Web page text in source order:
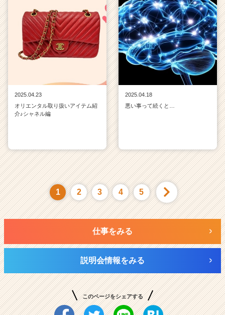
2025.04.23
オリエンタル取り扱いアイテム紹
介♪シャネル編
2025.04.18
悪い事って続くと…
1 2 3 4 5
仕事をみる
説明会情報をみる
このページをシェアする